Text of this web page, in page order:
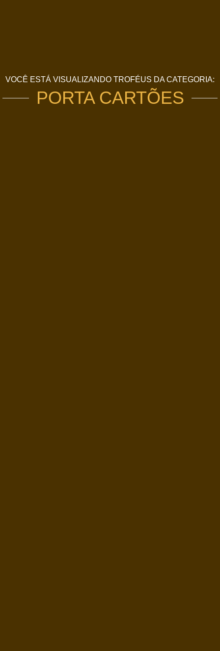
VOCÊ ESTÁ VISUALIZANDO TROFÉUS DA CATEGORIA:
PORTA CARTÕES